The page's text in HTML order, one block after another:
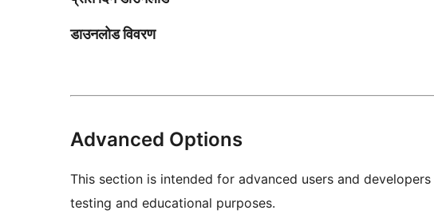
डाउनलोड विवरण
Advanced Options
This section is intended for advanced users and
testing and educational purposes.